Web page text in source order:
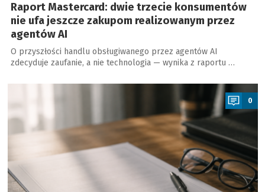
Raport Mastercard: dwie trzecie konsumentów
nie ufa jeszcze zakupom realizowanym przez
agentów AI
O przyszłości handlu obsługiwanego przez agentów AI
zdecyduje zaufanie, a nie technologia — wynika z raportu …
a
0